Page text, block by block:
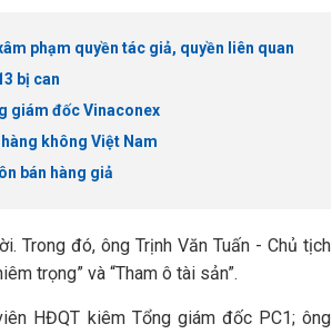
phạm quyền tác giả, quyền liên quan
bị can
giám đốc Vinaconex
không Việt Nam
bán hàng giả
Trong đó, ông Trịnh Văn Tuấn - Chủ tịch
trọng” và “Tham ô tài sản”.
HĐQT kiêm Tổng giám đốc PC1; ông